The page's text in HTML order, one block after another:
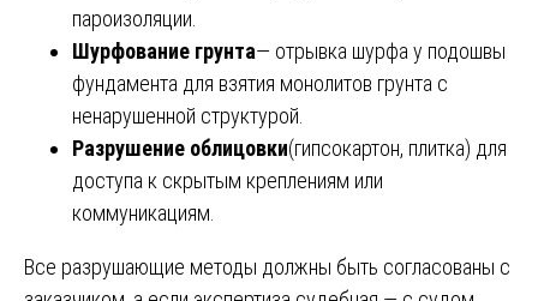
пароизоляции.
Шурфование грунта— отрывка шурфа у подошвы
фундамента для взятия монолитов грунта с
ненарушенной структурой.
Разрушение облицовки(гипсокартон, плитка) для
доступа к скрытым креплениям или
коммуникациям.
Все разрушающие методы должны быть согласованы с